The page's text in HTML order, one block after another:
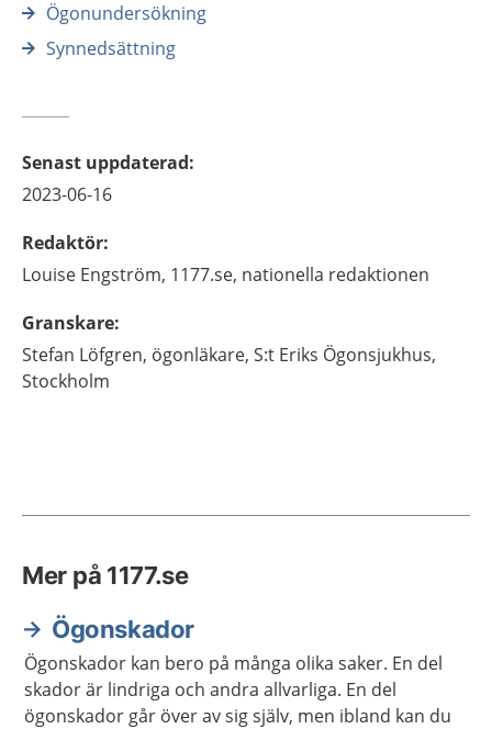
Ögonundersökning
Synnedsättning
Senast uppdaterad:
2023-06-16
Redaktör:
Louise Engström, 1177.se, nationella redaktionen
Granskare:
Stefan Löfgren, ögonläkare, S:t Eriks Ögonsjukhus,
Stockholm
Mer på 1177.se
Ögonskador
Ögonskador kan bero på många olika saker. En del
skador är lindriga och andra allvarliga. En del
ögonskador går över av sig själv, men ibland kan du